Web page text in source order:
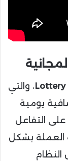
Lottery، والتي
يومية
التفاعل
العملة بشكل